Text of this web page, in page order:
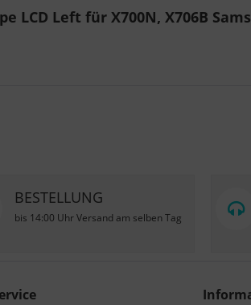
Left für X700N, X706B
BESTELLUNG
bis 14:00 Uhr Versand am selben Tag